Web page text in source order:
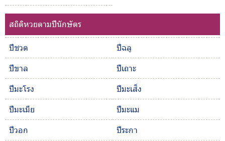
สถิติหวยตามปีนักษัตร
ปีชวด
ปีฉลู
ปีขาล
ปีเถาะ
ปีมะโรง
ปีมะเส็ง
ปีมะเมีย
ปีมะแม
ปีวอก
ปีระกา